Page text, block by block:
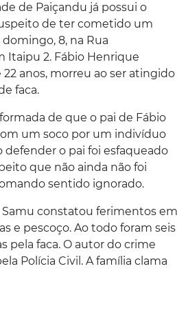
de Paiçandu já possui o
de ter cometido um
8, na Rua
Itaipu 2. Fábio Henrique
22 anos, morreu ao ser atingido
faca.
de que o pai de Fábio
um soco por um indivíduo
defender o pai foi esfaqueado
que não ainda não foi
sentido ignorado.
constatou ferimentos em
e pescoço. Ao todo foram seis
pela faca. O autor do crime
Polícia Civil. A família clama